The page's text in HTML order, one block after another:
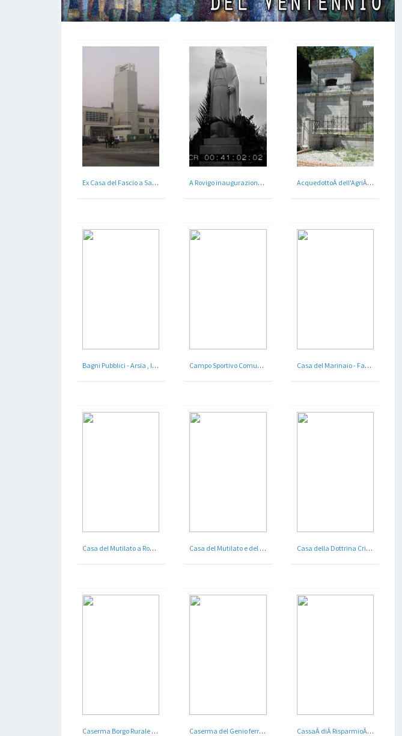
Ex Casa del Fascio a Santarcangelo di Romagna , Rimini A Rovigo inaugurazione del monumento all'esploratore Miani - Rovigo 1931 AcquedottoÂ dell'AgriÂ - Paterno , Potenza 1937
Bagni Pubblici - Arsia , Istria oggi Raša , Croazia Campo Sportivo Comunale , oggi Campo Sportivo Comunale Giuliano Ferrari - Pegognaga , Mantova - 1934 Casa del Marinaio - Fano , Pesaro e Urbino
Casa del Mutilato a Rovigo Casa del Mutilato e del Combattente , Palazzo delle Corporazioni oggi Camera di Commercio Industira e Agricoltura - Ragusa - Arch. Francesco Fichera - 1938 Casa della Dottrina Cristiana - Vigonovo , Venezia
Caserma Borgo Rurale Emanuele Guttadauro, Caltanissetta - 1941 Caserma del Genio ferrovieri oggi Caserma Cavour - Torino - Ufficio del Genio Civile - 1932 CassaÂ diÂ RisparmioÂ - Fermo